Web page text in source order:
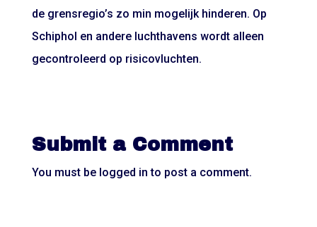
de grensregio’s zo min mogelijk hinderen. Op
Schiphol en andere luchthavens wordt alleen
gecontroleerd op risicovluchten.
Submit a Comment
You must be logged in to post a comment.